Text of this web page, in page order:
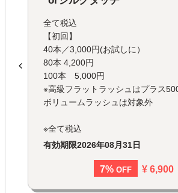
全て税込
【初回】
40本／3,000円(お試しに）
80本 4,200円
100本 5,000円
※高級フラットラッシュはプラス
ボリュームラッシュは対象外
※全て税込
有効期限2026年08月31日
7% OFF ¥ 6,900